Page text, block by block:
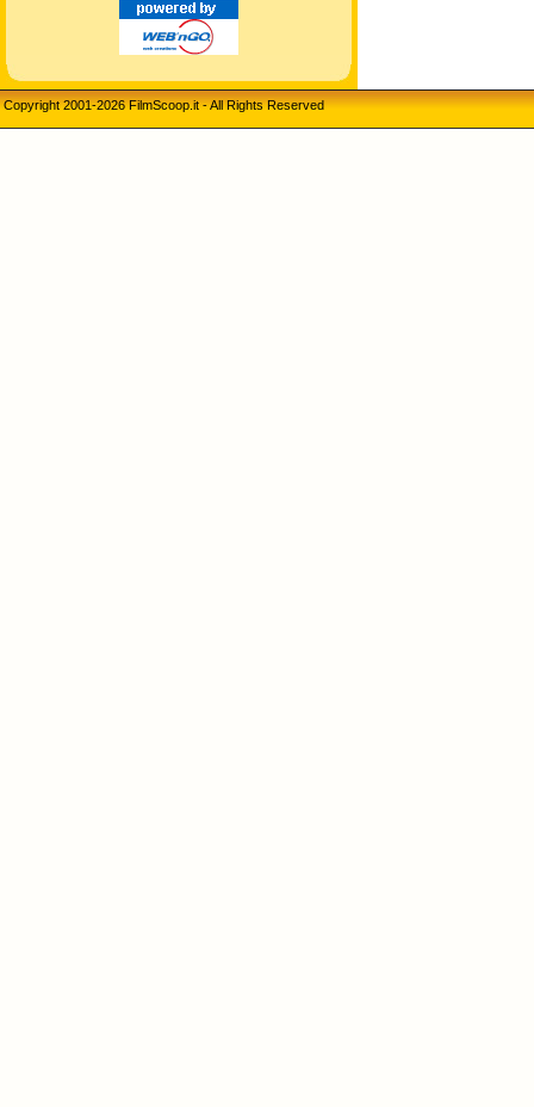
Copyright 2001-2026 FilmScoop.it - All Rights Reserved